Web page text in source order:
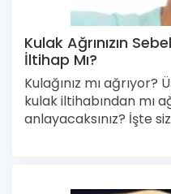
Kulak Ağrınızın
İltihap Mı?
Kulağınız mı
kulak iltihabından mı
anlayacaksınız? İşte